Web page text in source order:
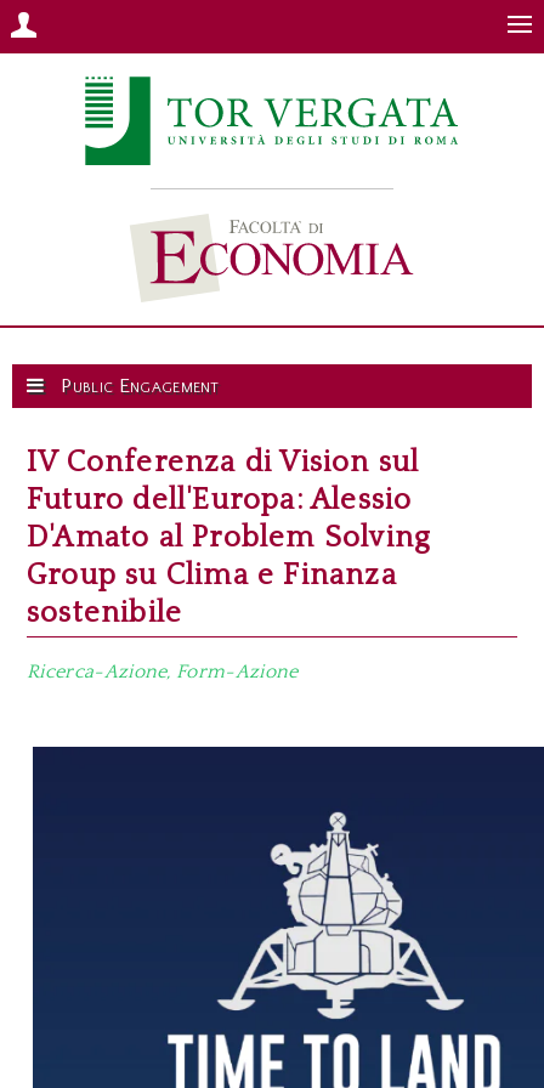
IV Conferenza di Vision sul
Futuro dell'Europa: Alessio
D'Amato al Problem Solving
Group su Clima e Finanza
sostenibile
Ricerca-Azione, Form-Azione
Public Engagement